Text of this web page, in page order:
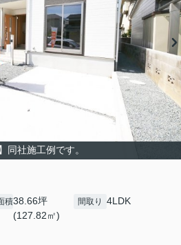
同社施工例です。
積38.66坪
(127.82㎡)
間取り 4LDK